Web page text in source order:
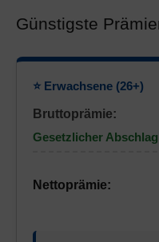
Günstigste
⭐ Erwachsene (26+)
Bruttoprämie:
Gesetzlicher
Nettoprämie: